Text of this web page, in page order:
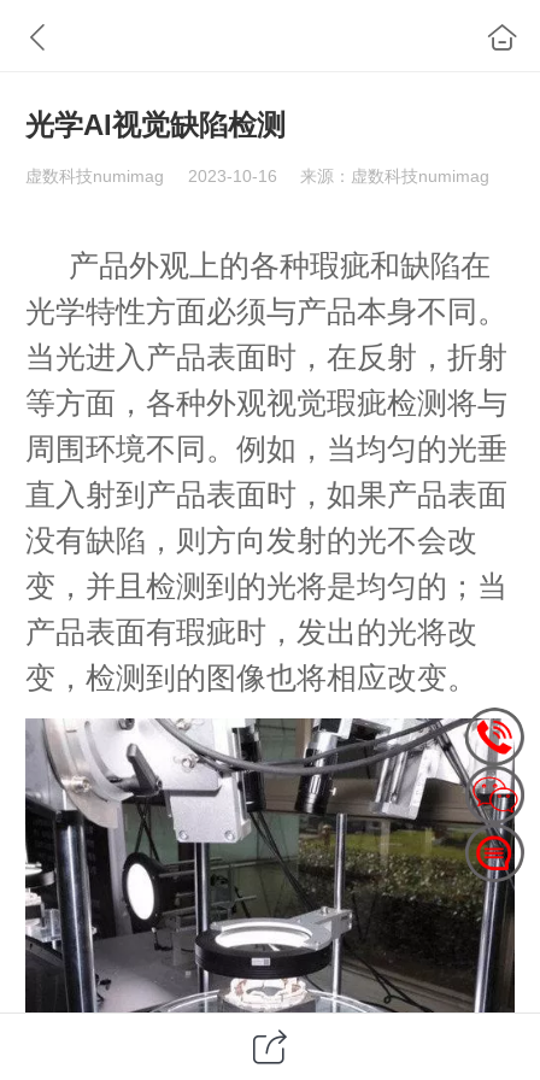
光学AI视觉缺陷检测
虚数科技numimag 2023-10-16 来源：虚数科技numimag
产品外观上的各种瑕疵和缺陷在
光学特性方面必须与产品本身不同。
当光进入产品表面时，在反射，折射
等方面，各种外观视觉瑕疵检测将与
周围环境不同。例如，当均匀的光垂
直入射到产品表面时，如果产品表面
没有缺陷，则方向发射的光不会改
变，并且检测到的光将是均匀的；当
产品表面有瑕疵时，发出的光将改
变，检测到的图像也将相应改变。